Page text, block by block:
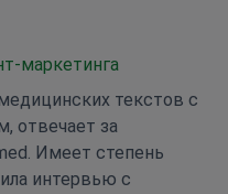
маркетинга
текстов с
отвечает за
Имеет степень
интервью с